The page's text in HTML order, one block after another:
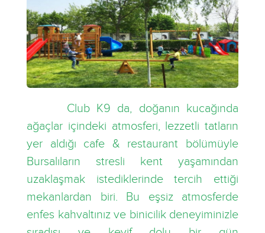
Club K9 da, doğanın kucağında
ağaçlar içindeki atmosferi, lezzetli tatların
yer aldığı cafe & restaurant bölümüyle
Bursalıların stresli kent yaşamından
uzaklaşmak istediklerinde tercih ettiği
mekanlardan biri. Bu eşsiz atmosferde
enfes kahvaltınız ve binicilik deneyiminizle